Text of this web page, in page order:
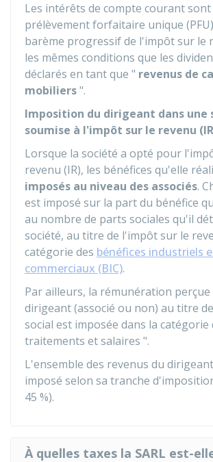
Les intérêts de compte courant
prélèvement forfaitaire unique
barème progressif de l'impôt sur le
les mêmes conditions que les
déclarés en tant que " revenus de
mobiliers".
Imposition du dirigeant dans une
soumise à l'impôt sur le revenu
Lorsque la société a opté pour
revenu (IR), les bénéfices qu'elle
imposés au niveau des associés.
est imposé sur la part du bénéfice
au nombre de parts sociales qu'il
société, au titre de l'impôt sur le
catégorie des bénéfices industriels
commerciaux (BIC).
Par ailleurs, la rémunération perçue
dirigeant (associé ou non) au titre
social est imposée dans la catégorie
traitements et salaires ".
L'ensemble des revenus du
imposé selon sa tranche
45 %).
À quelles taxes la SARL est-